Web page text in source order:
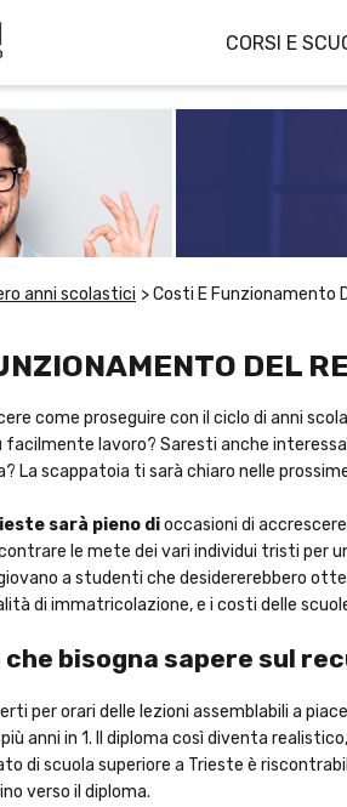
CORSI E
anni scolastici >Costi E Funzionamento
DEL
come proseguire con il ciclo di anni
lavoro? Saresti anche
La scappatoia ti sarà chiaro nelle
sarà pieno dioccasioni di
le mete dei vari individui tristi per
a studenti che desidererebbero
di immatricolazione, e i costi delle
bisogna sapere sul
per orari delle lezioni assemblabili a
anni in 1. Il diploma così diventa
di scuola superiore a Trieste è
verso il diploma.